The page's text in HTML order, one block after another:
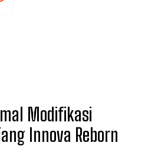
Modifikasi
Innova Reborn